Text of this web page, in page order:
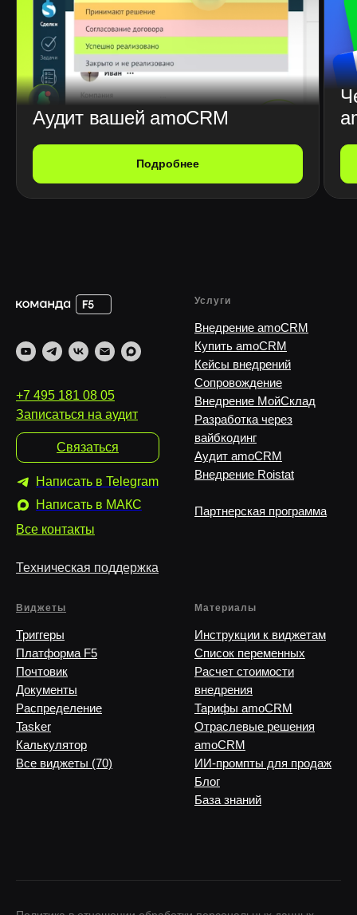
Аудит вашей amoCRM
Подробнее
+7 495 181 08 05
Записаться на аудит
Связаться
Написать в Telegram
Написать в MAКС
Все контакты
Техническая поддержка
Услуги
Внедрение amoCRM
Купить amoCRM
Кейсы внедрений
Сопровождение
Внедрение МойСклад
Разработка через
вайбкодинг
Аудит amoCRM
Внедрение Roistat
Партнерская программа
Виджеты
Триггеры
Платформа F5
Почтовик
Документы
Распределение
Tasker
Калькулятор
Все виджеты (70)
Материалы
Инструкции к виджетам
Список переменных
Расчет стоимости
внедрения
Тарифы amoCRM
Отраслевые решения
amoCRM
ИИ-промпты для продаж
Блог
База знаний